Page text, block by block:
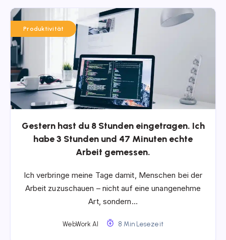
Produktivität
Gestern hast du 8 Stunden eingetragen. Ich
habe 3 Stunden und 47 Minuten echte
Arbeit gemessen.
Ich verbringe meine Tage damit, Menschen bei der
Arbeit zuzuschauen – nicht auf eine unangenehme
Art, sondern…
WebWork AI 8 Min Lesezeit